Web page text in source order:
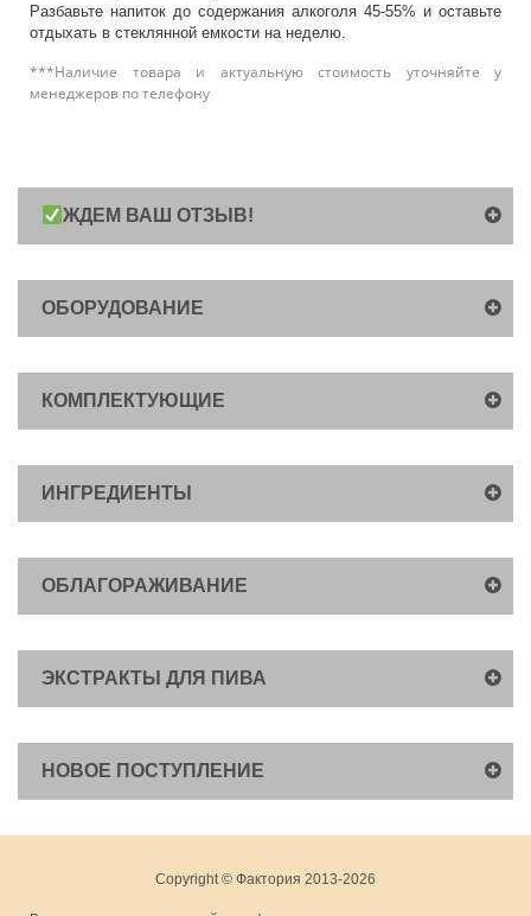
Разбавьте напиток до содержания алкоголя 45-55% и оставьте
отдыхать в стеклянной емкости на неделю.
***Наличие товара и актуальную стоимость уточняйте у
менеджеров по телефону
ЖДЕМ ВАШ ОТЗЫВ!
ОБОРУДОВАНИЕ
КОМПЛЕКТУЮЩИЕ
ИНГРЕДИЕНТЫ
ОБЛАГОРАЖИВАНИЕ
ЭКСТРАКТЫ ДЛЯ ПИВА
НОВОЕ ПОСТУПЛЕНИЕ
Copyright © Фактория 2013-2026